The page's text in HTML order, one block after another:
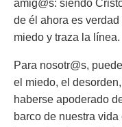
amig@s: siendo
de él ahora es
miedo y traza la línea.
Para nosotr@s,
el miedo, el
haberse apoderado
barco de nuestra